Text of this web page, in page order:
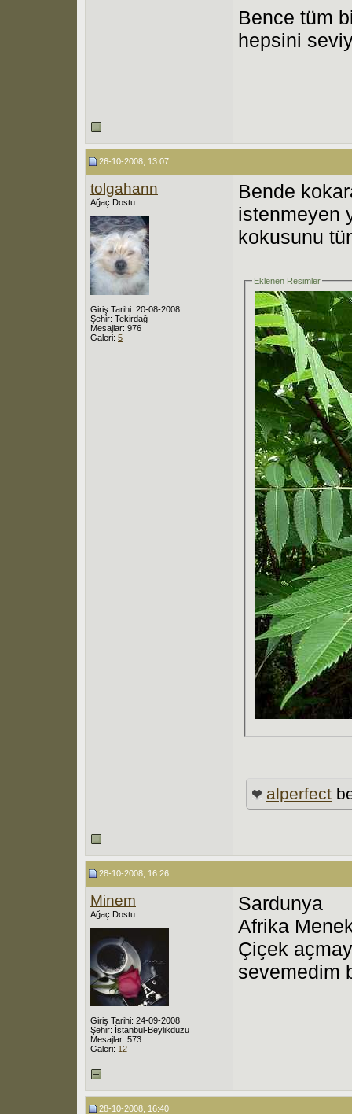
Bence tüm
hepsini
26-10-2008, 13:07
tolgahann
Ağaç Dostu
Giriş Tarihi: 20-08-2008
Şehir: Tekirdağ
Mesajlar: 976
Galeri: 5
Bende
istenmeyen
kokusunu
Eklenen Resimler
alperfect
28-10-2008, 16:26
Minem
Ağaç Dostu
Giriş Tarihi: 24-09-2008
Şehir: İstanbul-Beylikdüzü
Mesajlar: 573
Galeri: 12
Sardunya
Afrika
Çiçek
sevemedim
28-10-2008, 16:40